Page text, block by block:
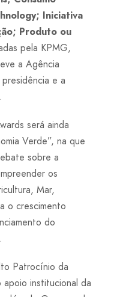
Iniciativa
Produto ou
pela KPMG,
a Agência
e a
será ainda
Verde”, na que
sobre a
os
Mar,
o crescimento
do
Patrocínio da
apoio institucional da